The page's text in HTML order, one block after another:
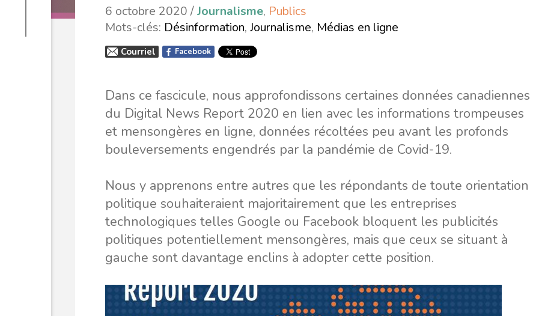
6 octobre 2020 /Journalisme, Publics
Mots-clés: Désinformation,Journalisme, Médias en ligne
Courriel Facebook
Dans ce fascicule, nous approfondissons certaines données canadiennes
du Digital News Report 2020 en lien avec les informations trompeuses
et mensongères en ligne, données récoltées peu avant les profonds
bouleversements engendrés par la pandémie de Covid-19.
Nous y apprenons entre autres que les répondants de toute orientation
politique souhaiteraient majoritairement que les entreprises
technologiques telles Google ou Facebook bloquent les publicités
politiques potentiellement mensongères, mais que ceux se situant à
gauche sont davantage enclins à adopter cette position.